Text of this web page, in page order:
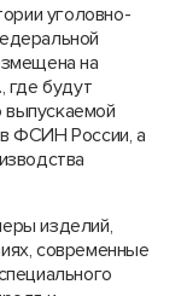
уголовно-
на
где будут
ФСИН России, а
изделий,
современные